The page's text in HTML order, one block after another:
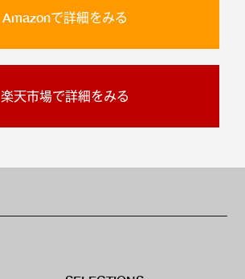
Amazonで詳細をみる
楽天市場で詳細をみる